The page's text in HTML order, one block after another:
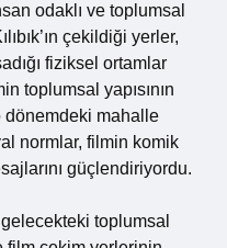
odaklı ve toplumsal
çekildiği yerler,
fiziksel ortamlar
toplumsal yapısının
dönemdeki mahalle
normlar, filmin komik
güçlendiriyordu.
toplumsal